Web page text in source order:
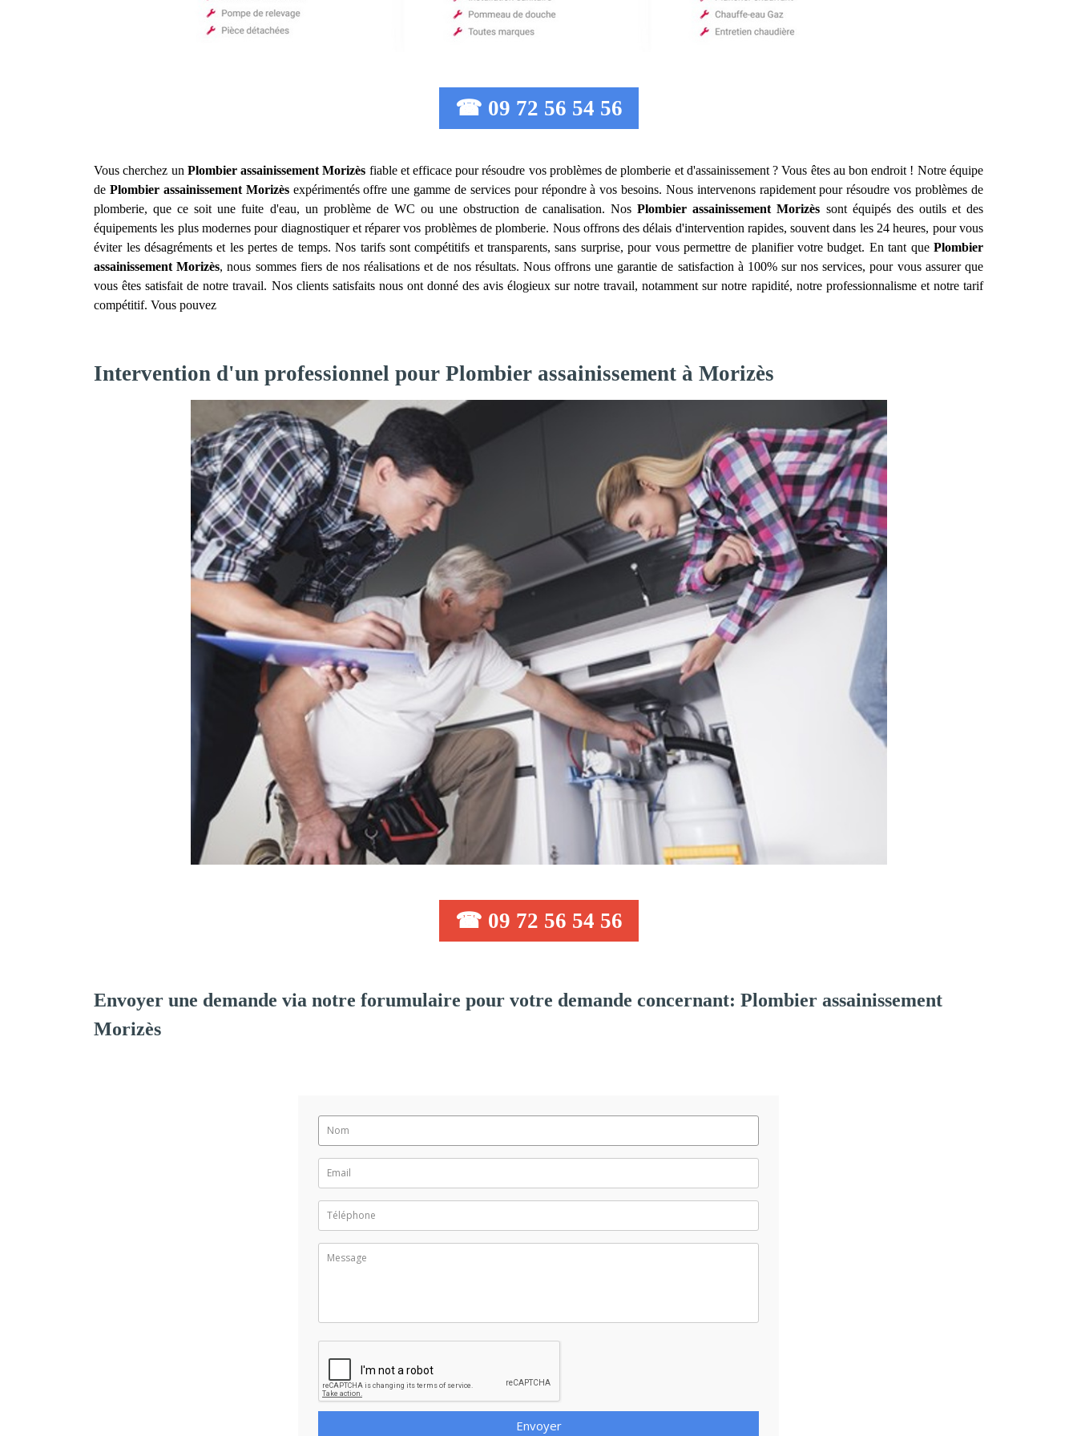
☎ 09 72 56 54 56
Vous cherchez un Plombier assainissement Morizès fiable et efficace pour résoudre vos problèmes de plomberie et d'assainissement ? Vous êtes au bon endroit ! Notre équipe
de Plombier assainissement Morizèsexpérimentés offre une gamme de services pour répondre à vos besoins. Nous intervenons rapidement pour résoudre vos problèmes de
plomberie, que ce soit une fuite d'eau, un problème de WC ou une obstruction de canalisation. NosPlombier assainissement Morizès sont équipés des outils et des
équipements les plus modernes pour diagnostiquer et réparer vos problèmes de plomberie. Nous offrons des délais d'intervention rapides, souvent dans les 24 heures, pour vous
éviter les désagréments et les pertes de temps. Nos tarifs sont compétitifs et transparents, sans surprise, pour vous permettre de planifier votre budget. En tant que Plombier
assainissement Morizès, nous sommes fiers de nos réalisations et de nos résultats. Nous offrons une garantie de satisfaction à 100% sur nos services, pour vous assurer que
vous êtes satisfait de notre travail. Nos clients satisfaits nous ont donné des avis élogieux sur notre travail, notamment sur notre rapidité, notre professionnalisme et notre tarif
compétitif. Vous pouvez
Intervention d'un professionnel pour Plombier assainissement à Morizès
☎ 09 72 56 54 56
Envoyer une demande via notre forumulaire pour votre demande concernant: Plombier assainissement
Morizès
Envoyer